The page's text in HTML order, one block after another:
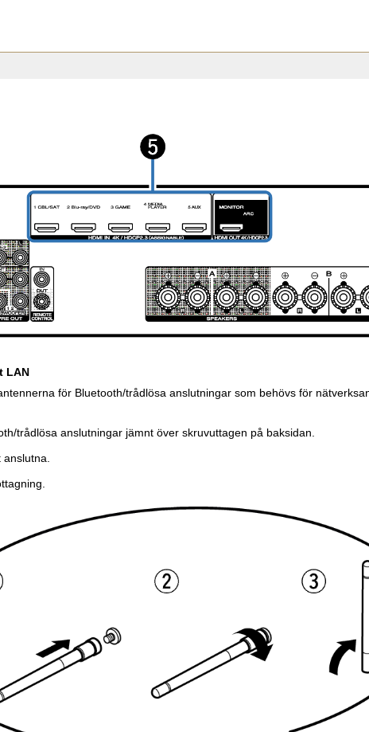
LAN
för Bluetooth/trådlösa anslutningar som behövs för
trådlösa anslutningar jämnt över skruvuttagen på baksidan.